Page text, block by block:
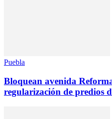
Puebla
Bloquean avenida
regularización de predios